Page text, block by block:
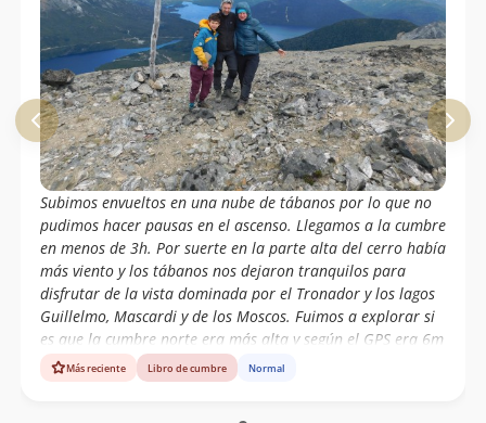
Subimos envueltos en una nube de tábanos por lo que no
pudimos hacer pausas en el ascenso. Llegamos a la cumbre
en menos de 3h. Por suerte en la parte alta del cerro había
más viento y los tábanos nos dejaron tranquilos para
disfrutar de la vista dominada por el Tronador y los lagos
Guillelmo, Mascardi y de los Moscos. Fuimos a explorar si
es que la cumbre norte era más alta y según el GPS era 6m
más baja.
Más reciente Libro de cumbre Normal